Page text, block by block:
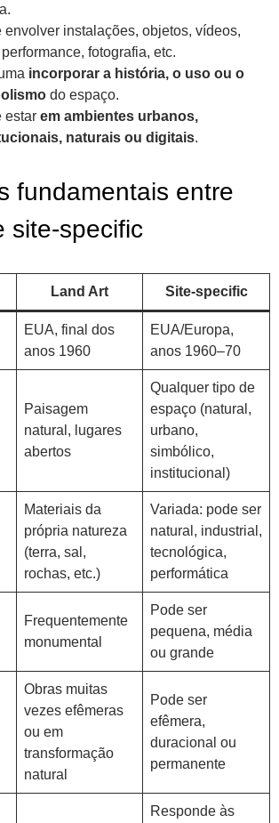
envolver instalações, objetos, vídeos,
fotografia, etc.
incorporar a história, o uso ou o
do espaço.
estar em ambientes urbanos,
naturais ou digitais.
fundamentais entre
site-specific
Land Art Site-specific
EUA, final dos
anos 1960
EUA/Europa,
anos 1960–70
Paisagem
natural, lugares
abertos
Qualquer tipo de
espaço (natural,
urbano,
simbólico,
institucional)
Materiais da
própria natureza
(terra, sal,
rochas, etc.)
Variada: pode ser
natural, industrial,
tecnológica,
performática
Frequentemente
monumental
Pode ser
pequena, média
ou grande
Obras muitas
vezes efêmeras
ou em
transformação
natural
Pode ser
efêmera,
duracional ou
permanente
Responde às